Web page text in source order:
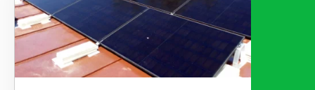
vědět -
a nic Vás
nestojí.